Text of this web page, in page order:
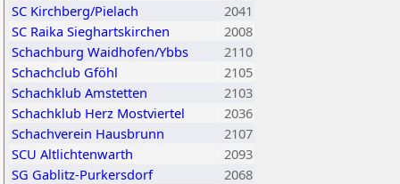
SC Kirchberg/Pielach
2041
SC Raika Sieghartskirchen
2008
Schachburg Waidhofen/Ybbs
2110
Schachclub Gföhl
2105
Schachklub Amstetten
2103
Schachklub Herz Mostviertel
2036
Schachverein Hausbrunn
2107
SCU Altlichtenwarth
2093
SG Gablitz-Purkersdorf
2068